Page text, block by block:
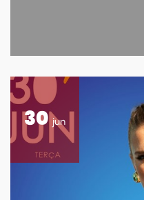
30 jun